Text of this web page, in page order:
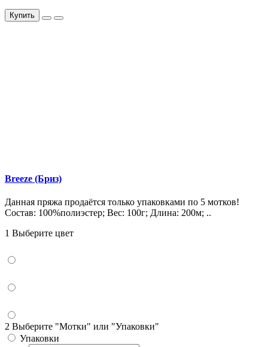
Купить
Breeze (Бриз)
Данная пряжа продаётся только упаковками по 5 мотков!
Состав: 100%полиэстер; Вес: 100г; Длина: 200м; ..
1 Выберите цвет
2 Выберите "Мотки" или "Упаковки"
Упаковки